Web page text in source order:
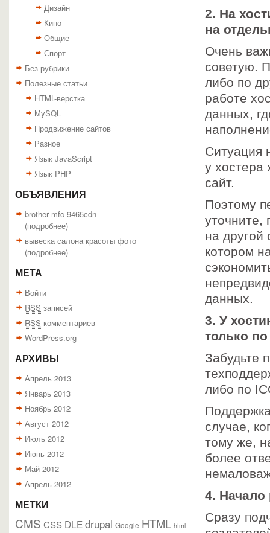
Дизайн
Кино
Общие
Спорт
Без рубрики
Полезные статьи
HTML-верстка
MySQL
Продвижение сайтов
Разное
Язык JavaScript
Язык PHP
ОБЪЯВЛЕНИЯ
brother mfc 9465cdn
(подробнее)
вывеска салона красоты фото
(подробнее)
МЕТА
Войти
RSS записей
RSS комментариев
WordPress.org
АРХИВЫ
Апрель 2013
Январь 2013
Ноябрь 2012
Август 2012
Июль 2012
Июнь 2012
Май 2012
Апрель 2012
МЕТКИ
CMS CSS DLEdrupal Google HTML html
2. На
на
Очень
советую.
либо по
работе
данных,
Ситуация
у хостера
сайт.
Поэтому
уточните,
на другой
котором
данных.
3. У
только
Забудьте
либо по
случае,
тому же,
более
4. Начало
Сразу